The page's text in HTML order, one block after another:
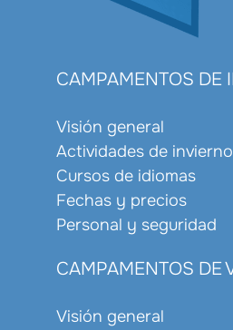
CAMPAMENTOS DE
Visión general
Actividades de invierno
Cursos de idiomas
Fechas y precios
Personal y seguridad
CAMPAMENTOS DE
Visión general